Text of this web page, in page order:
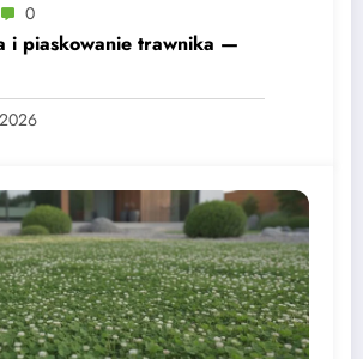
0
i piaskowanie trawnika —